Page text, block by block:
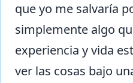
que yo me salvaría
simplemente algo
experiencia y vida
ver las cosas bajo